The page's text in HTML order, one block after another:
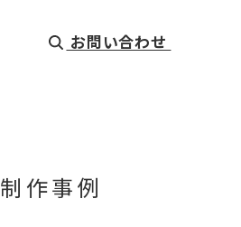
お問い合わせ
制作事例